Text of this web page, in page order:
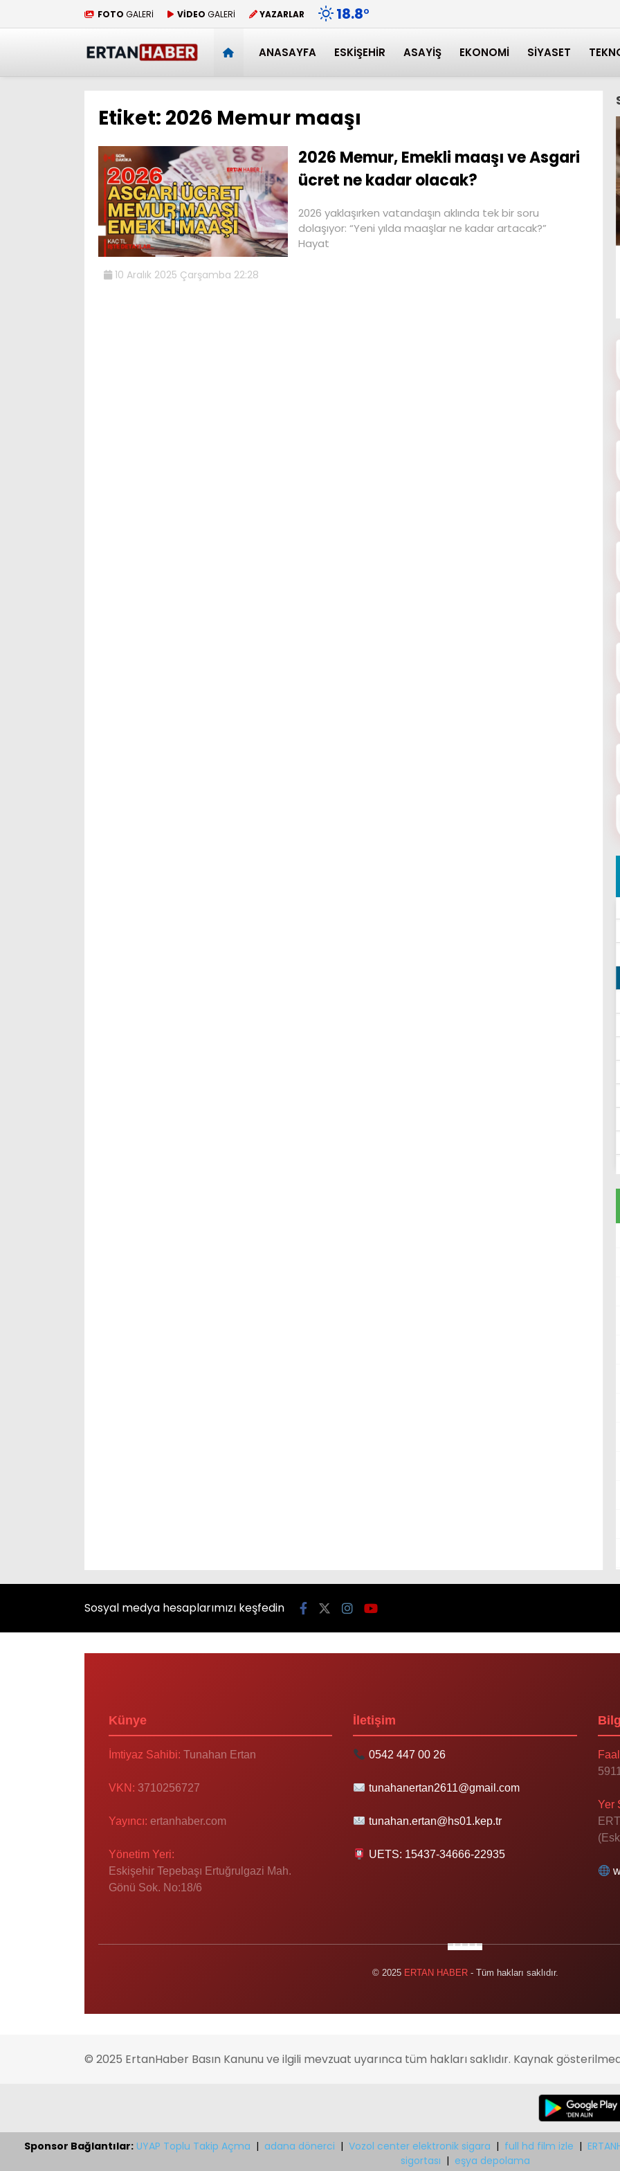
FOTO GALERİ VİDEO GALERİ YAZARLAR 18.8°
ANASAYFA ESKIŞEHIR ASAYIŞ EKONOMI SIYASET
Etiket: 2026 Memur maaşı
2026 Memur, Emekli maaşı ve Asgari
ücret ne kadar olacak?
2026 yaklaşırken vatandaşın aklında tek bir soru
dolaşıyor: “Yeni yılda maaşlar ne kadar artacak?”
Hayat
10 Aralık 2025 Çarşamba 22:28
Sosyal medya hesaplarımızı keşfedin
Künye
İmtiyaz Sahibi: Tunahan Ertan
VKN: 3710256727
Yayıncı: ertanhaber.com
Yönetim Yeri:
Eskişehir Tepebaşı Ertuğrulgazi Mah.
Gönü Sok. No:18/6
İletişim
0542 447 00 26
tunahanertan2611@gmail.com
tunahan.ertan@hs01.kep.tr
UETS: 15437-34666-22935
Yer
© 2025 ERTAN HABER- Tüm hakları saklıdır.
© 2025 ErtanHaber Basın Kanunu ve ilgili mevzuat uyarınca tüm hakları saklıdır. Kaynak
Sponsor Bağlantılar: UYAP Toplu Takip Açma | adana dönerci | Vozol center elektronik sigara | full hd film izle |
sigortası | eşya depolama